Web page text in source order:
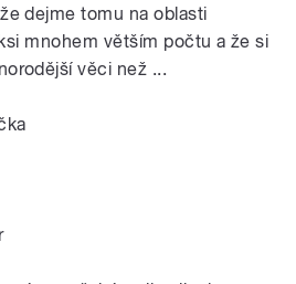
dejme tomu na oblasti
mnohem větším počtu a že si
věci než ...